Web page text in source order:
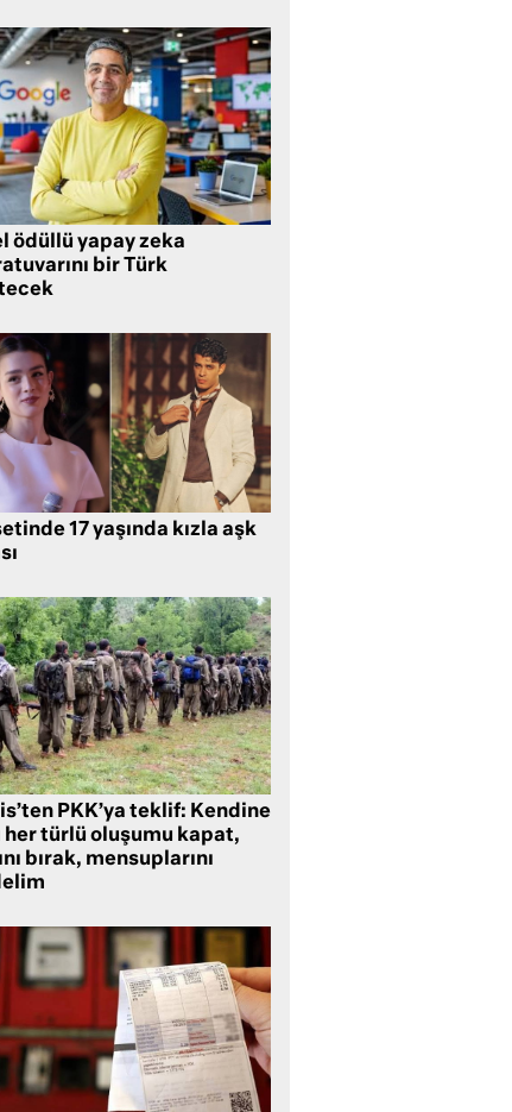
ödüllü yapay zeka
bir Türk
17 yaşında kızla aşk
PKK’ya teklif: Kendine
her türlü oluşumu kapat,
bırak, mensuplarını